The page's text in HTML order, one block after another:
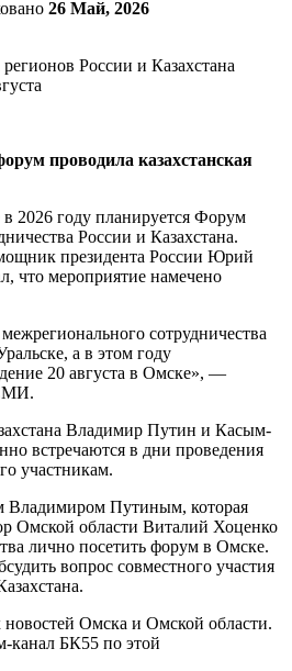
26 Май, 2026
проводила казахстанская
2026 году планируется Форум
России и Казахстана.
президента России Юрий
что мероприятие намечено
сотрудничества
а в этом году
20 августа в Омске», —
Владимир Путин и Касым-
встречаются в дни проведения
участникам.
Владимиром Путиным, которая
Омской области Виталий Хоценко
лично посетить форум в Омске.
вопрос совместного участия
новостей Омска и Омской области.
канал БК55 по этой